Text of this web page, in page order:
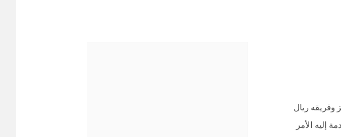
وفريقه ريال
إليه الأمر